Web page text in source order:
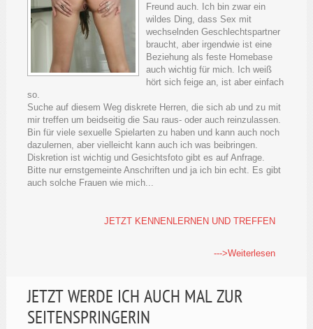
Freund auch. Ich bin zwar ein
wildes Ding, dass Sex mit
wechselnden Geschlechtspartner
braucht, aber irgendwie ist eine
Beziehung als feste Homebase
auch wichtig für mich. Ich weiß
hört sich feige an, ist aber einfach
so.
Suche auf diesem Weg diskrete Herren, die sich ab und zu mit
mir treffen um beidseitig die Sau raus- oder auch reinzulassen.
Bin für viele sexuelle Spielarten zu haben und kann auch noch
dazulernen, aber vielleicht kann auch ich was beibringen.
Diskretion ist wichtig und Gesichtsfoto gibt es auf Anfrage.
Bitte nur ernstgemeinte Anschriften und ja ich bin echt. Es gibt
auch solche Frauen wie mich...
JETZT KENNENLERNEN UND TREFFEN
--->Weiterlesen
JETZT WERDE ICH AUCH MAL ZUR
SEITENSPRINGERIN